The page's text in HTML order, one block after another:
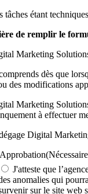
tâches étant
de remplir le
Marketing
dès que
des modifications
Marketing
à effectuer
Digital
Approbation
J'atteste que
anomalies qui
sur le site web